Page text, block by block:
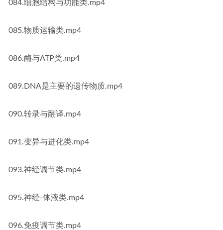
084.细胞结构与功能类.mp4
085.物质运输类.mp4
086.酶与ATP类.mp4
089.DNA是主要的遗传物质.mp4
090.转录与翻译.mp4
091.变异与进化类.mp4
093.神经调节类.mp4
095.神经-体液类.mp4
096.免疫调节类.mp4